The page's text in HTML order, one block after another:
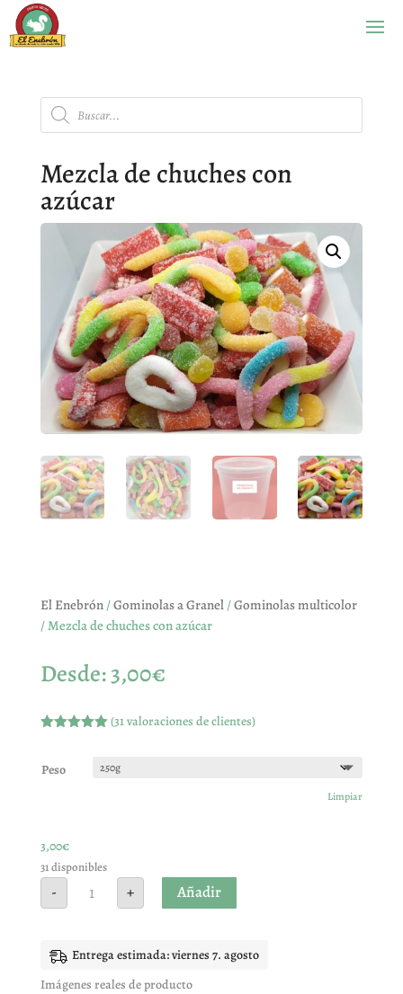
Búsqueda
de
productos
Mezcla de chuches con
azúcar
El Enebrón/Gominolas a Granel/Gominolas multicolor
/ Mezcla de chuches con azúcar
Desde:3,00€
5 en base
a
(31valoraciones de clientes)
Peso
Limpiar
3,00€
31 disponibles
- + Añadir
Entrega estimada: viernes 7. agosto
Imágenes reales de producto